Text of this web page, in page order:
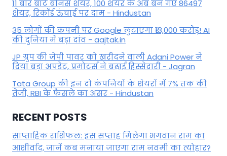
11 बार बांटे बोनस शेयर, 100 शेयर के अब बन गए 86497
शेयर, रिकॉर्ड ऊंचाई पर दाम - Hindustan
35 लोगों की कंपनी पर Google लुटाएगा ₹13,000 करोड़! AI
की दुनिया में बड़ा दांव - aajtak.in
JP ग्रुप की जेपी पावर को खरीदने वाली Adani Power ने
दिया बड़ा अपडेट, प्रमोटर्स ने बढ़ाई हिस्सेदारी - Jagran
Tata Group की इन दो कंपनियों के शेयरों में 7% तक की
तेजी, RBI के फैसले का असर - Hindustan
RECENT POSTS
साप्ताहिक राशिफल: इस सप्ताह मिलेगा भगवान राम का
आशीर्वाद, जानें कब मनाया जाएगा राम नवमी का त्योहार?